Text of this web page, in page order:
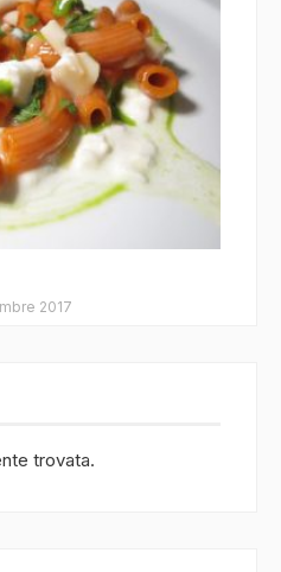
2017
trovata.